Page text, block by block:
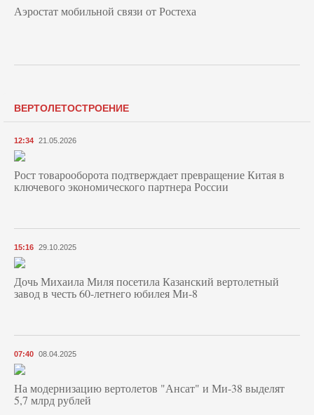
Аэростат мобильной связи от Ростеха
ВЕРТОЛЕТОСТРОЕНИЕ
12:34 21.05.2026
Рост товарооборота подтверждает превращение Китая в
ключевого экономического партнера России
15:16 29.10.2025
Дочь Михаила Миля посетила Казанский вертолетный
завод в честь 60-летнего юбилея Ми-8
07:40 08.04.2025
На модернизацию вертолетов "Ансат" и Ми-38 выделят
5,7 млрд рублей